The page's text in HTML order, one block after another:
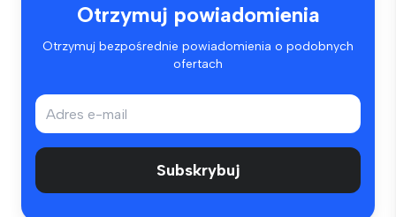
Otrzymuj powiadomienia
Otrzymuj bezpośrednie powiadomienia o podobnych
ofertach
Subskrybuj